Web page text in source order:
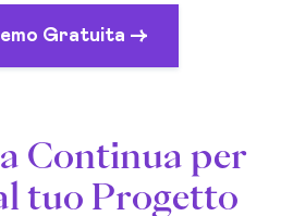
Gratuita ->
Continua per
tuo Progetto